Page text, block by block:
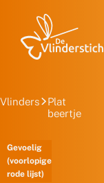
Vlinders
Plat
beertje
Gevoelig
(voorlopige
rode lijst)